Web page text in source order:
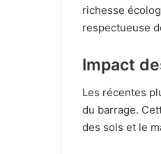
richesse
respectueuse
Impact
Les récentes
du barrage.
des sols et le